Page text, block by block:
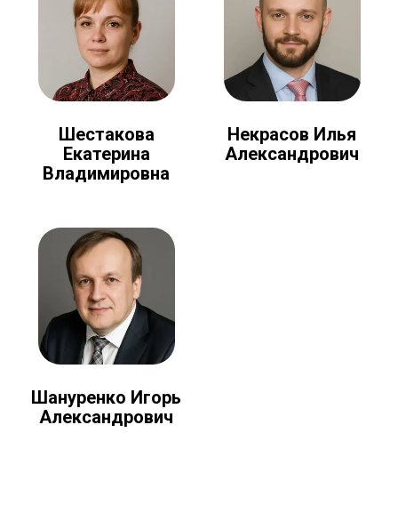
Шестакова
Екатерина
Владимировна
Некрасов Илья
Александрович
Шануренко Игорь
Александрович